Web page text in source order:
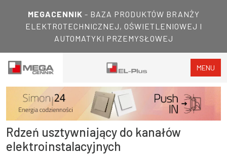
MEGACENNIK - BAZA PRODUKTÓW BRANŻY
ELEKTROTECHNICZNEJ, OŚWIETLENIOWEJ I
AUTOMATYKI PRZEMYSŁOWEJ
MENU
Rdzeń usztywniający do kanałów
elektroinstalacyjnych